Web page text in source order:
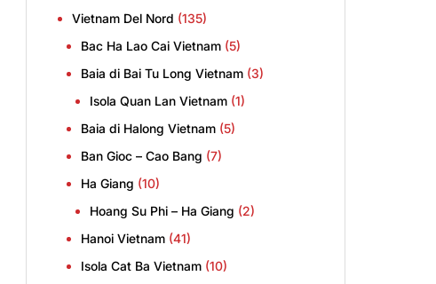
Vietnam Del Nord (135)
Bac Ha Lao Cai Vietnam (5)
Baia di Bai Tu Long Vietnam (3)
Isola Quan Lan Vietnam (1)
Baia di Halong Vietnam (5)
Ban Gioc – Cao Bang (7)
Ha Giang (10)
Hoang Su Phi – Ha Giang (2)
Hanoi Vietnam (41)
Isola Cat Ba Vietnam (10)